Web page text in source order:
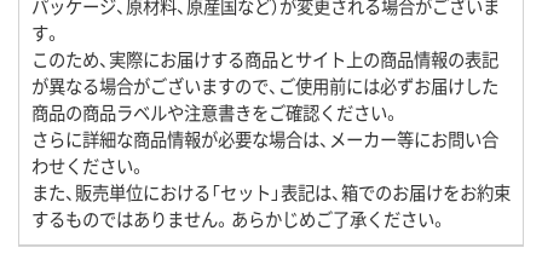
パッケージ、原材料、原産国など）が変更される場合がございま
す。
このため、実際にお届けする商品とサイト上の商品情報の表記
が異なる場合がございますので、ご使用前には必ずお届けした
商品の商品ラベルや注意書きをご確認ください。
さらに詳細な商品情報が必要な場合は、メーカー等にお問い合
わせください。
また、販売単位における「セット」表記は、箱でのお届けをお約束
するものではありません。あらかじめご了承ください。